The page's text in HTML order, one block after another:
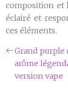
composition et
éclairé et
ces éléments.
Grand purple
arôme
version vape